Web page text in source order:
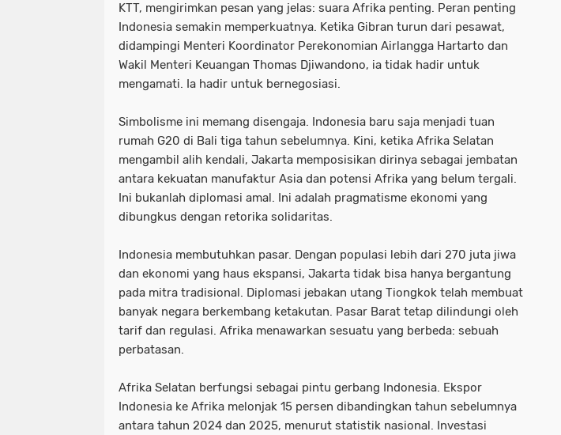
KTT, mengirimkan pesan yang jelas: suara Afrika penting. Peran penting
Indonesia semakin memperkuatnya. Ketika Gibran turun dari pesawat,
didampingi Menteri Koordinator Perekonomian Airlangga Hartarto dan
Wakil Menteri Keuangan Thomas Djiwandono, ia tidak hadir untuk
mengamati. Ia hadir untuk bernegosiasi.
Simbolisme ini memang disengaja. Indonesia baru saja menjadi tuan
rumah G20 di Bali tiga tahun sebelumnya. Kini, ketika Afrika Selatan
mengambil alih kendali, Jakarta memposisikan dirinya sebagai jembatan
antara kekuatan manufaktur Asia dan potensi Afrika yang belum tergali.
Ini bukanlah diplomasi amal. Ini adalah pragmatisme ekonomi yang
dibungkus dengan retorika solidaritas.
Indonesia membutuhkan pasar. Dengan populasi lebih dari 270 juta jiwa
dan ekonomi yang haus ekspansi, Jakarta tidak bisa hanya bergantung
pada mitra tradisional. Diplomasi jebakan utang Tiongkok telah membuat
banyak negara berkembang ketakutan. Pasar Barat tetap dilindungi oleh
tarif dan regulasi. Afrika menawarkan sesuatu yang berbeda: sebuah
perbatasan.
Afrika Selatan berfungsi sebagai pintu gerbang Indonesia. Ekspor
Indonesia ke Afrika melonjak 15 persen dibandingkan tahun sebelumnya
antara tahun 2024 dan 2025, menurut statistik nasional. Investasi